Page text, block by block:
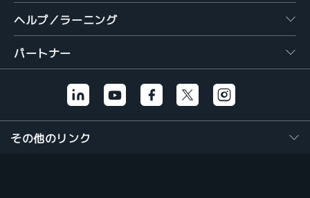
ヘルプ／ラーニング
パートナー
その他のリンク